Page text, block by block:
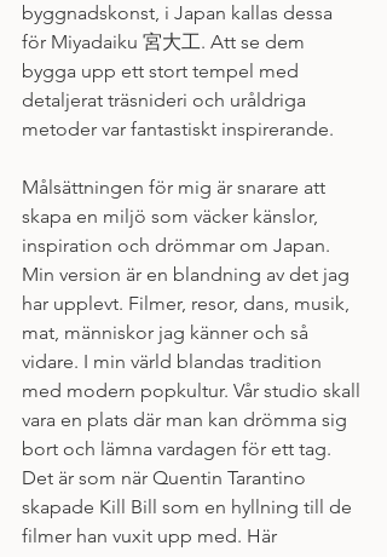
byggnadskonst, i Japan kallas dessa
för Miyadaiku 宮大工. Att se dem
bygga upp ett stort tempel med
detaljerat träsnideri och uråldriga
metoder var fantastiskt inspirerande.
Målsättningen för mig är snarare att
skapa en miljö som väcker känslor,
inspiration och drömmar om Japan.
Min version är en blandning av det jag
har upplevt. Filmer, resor, dans, musik,
mat, människor jag känner och så
vidare. I min värld blandas tradition
med modern popkultur. Vår studio skall
vara en plats där man kan drömma sig
bort och lämna vardagen för ett tag.
Det är som när Quentin Tarantino
skapade Kill Bill som en hyllning till de
filmer han vuxit upp med. Här